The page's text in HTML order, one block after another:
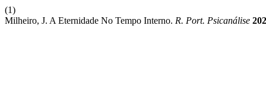
(1)
Milheiro, J. A Eternidade No Tempo Interno. R. Port. Psicanálise